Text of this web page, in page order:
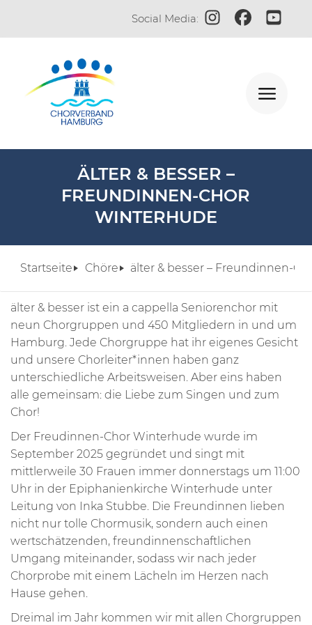
Social Media: Zum Instagram-
Zur Zum
ÄLTER & BESSER –
FREUNDINNEN-CHOR
WINTERHUDE
Startseite Chöre älter & besser – Freundinnen-
älter & besser ist ein a cappella Seniorenchor mit
neun Chorgruppen und 450 Mitgliedern in und um
Hamburg. Jede Chorgruppe hat ihr eigenes Gesicht
und unsere Chorleiter*innen haben ganz
unterschiedliche Arbeitsweisen. Aber eins haben
alle gemeinsam: die Liebe zum Singen und zum
Chor!
Der Freudinnen-Chor Winterhude wurde im
September 2025 gegründet und singt mit
mittlerweile 30 Frauen immer donnerstags um 11:00
Uhr in der Epiphanienkirche Winterhude unter
Leitung von Inka Stubbe. Die Freundinnen lieben
nicht nur tolle Chormusik, sondern auch einen
wertschätzenden, freundinnenschaftlichen
Umgang miteinander, sodass wir nach jeder
Chorprobe mit einem Lächeln im Herzen nach
Hause gehen.
Dreimal im Jahr kommen wir mit allen Chorgruppen